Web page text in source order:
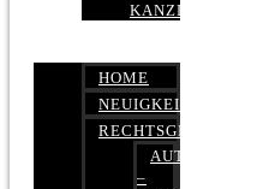
KANZLEI
HOME
NEUIGKEITEN
RECHTSGEBIETE
AUTOBETRUG
–